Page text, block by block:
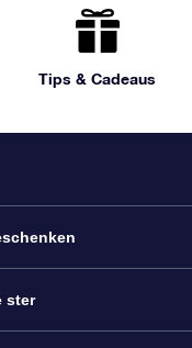
Tips & Cadeaus
Gift
ster